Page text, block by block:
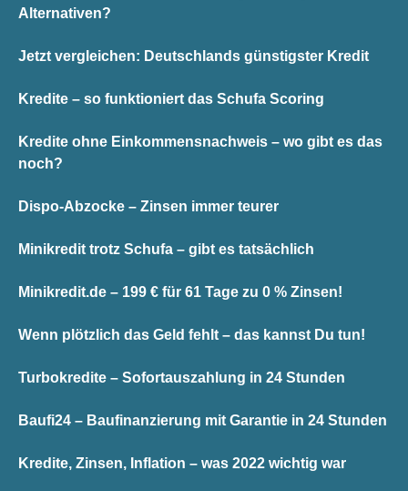
Alternativen?
Jetzt vergleichen: Deutschlands günstigster Kredit
Kredite – so funktioniert das Schufa Scoring
Kredite ohne Einkommensnachweis – wo gibt es das
noch?
Dispo-Abzocke – Zinsen immer teurer
Minikredit trotz Schufa – gibt es tatsächlich
Minikredit.de – 199 € für 61 Tage zu 0 % Zinsen!
Wenn plötzlich das Geld fehlt – das kannst Du tun!
Turbokredite – Sofortauszahlung in 24 Stunden
Baufi24 – Baufinanzierung mit Garantie in 24 Stunden
Kredite, Zinsen, Inflation – was 2022 wichtig war